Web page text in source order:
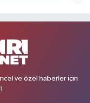
ve özel haberler için